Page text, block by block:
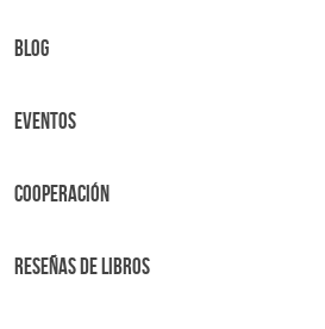
BLOG
Eventos
Cooperación
Reseñas de libros